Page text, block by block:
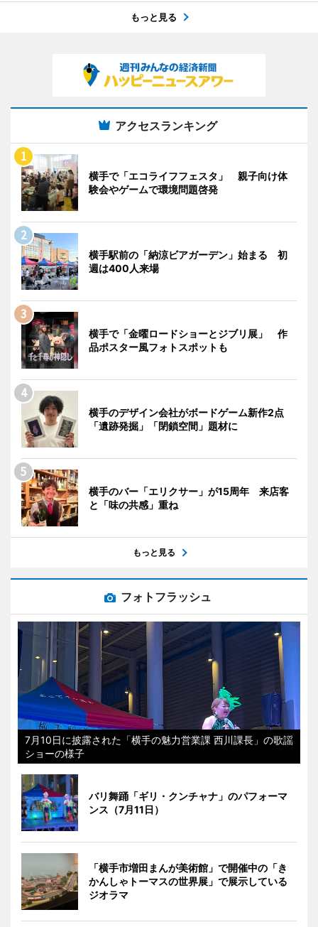
もっと見る
アクセスランキング
横手で「エコライフフェスタ」 親子向け体
験会やゲームで環境問題啓発
横手駅前の「納涼ビアガーデン」始まる 初
週は400人来場
横手で「金曜ロードショーとジブリ展」 作
品ポスター風フォトスポットも
横手のデザイン会社がボードゲーム新作2点
「遺跡発掘」「閉鎖空間」題材に
横手のバー「エリクサー」が15周年 来店客
と「味の共感」重ね
もっと見る
フォトフラッシュ
7月10日に披露された「横手の魅力営業課 西川課長」の歌謡
ショーの様子
バリ舞踊「ギリ・クンチャナ」のパフォーマ
ンス（7月11日）
「横手市増田まんが美術館」で開催中の「き
かんしゃトーマスの世界展」で展示している
ジオラマ